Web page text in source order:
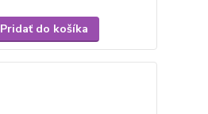
Pridať do košíka